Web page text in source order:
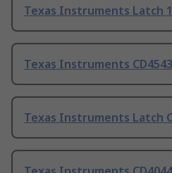
Texas Instruments Latch
Texas Instruments
Texas Instruments Latch